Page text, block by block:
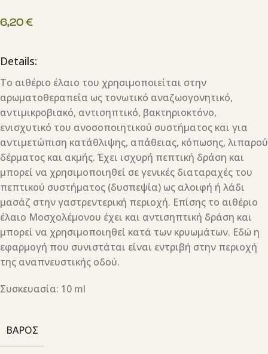
6,20€
Details:
Τo αιθέριο έλαιο του χρησιμοποιείται στην
αρωματοθεραπεία ως τονωτικό αναζωογονητικό,
αντιμικροβιακό, αντισηπτικό, βακτηριοκτόνο,
ενισχυτικό του ανοσοποιητικού συστήματος και για
αντιμετώπιση κατάθλιψης, απάθειας, κόπωσης, λιπαρού
δέρματος και ακμής. Έχει ισχυρή πεπτική δράση και
μπορεί να χρησιμοποιηθεί σε γενικές διαταραχές του
πεπτικού συστήματος (δυσπεψία) ως αλοιφή ή λάδι
μασάζ στην γαστρεντερική περιοχή. Επίσης το αιθέριο
έλαιο Μοσχολέμονου έχει και αντισηπτική δράση και
μπορεί να χρησιμοποιηθεί κατά των κρυωμάτων. Εδώ η
εφαρμογή που συνιστάται είναι εντριβή στην περιοχή
της αναπνευστικής οδού.
Συσκευασία: 10 ml
ΒΆΡΟΣ